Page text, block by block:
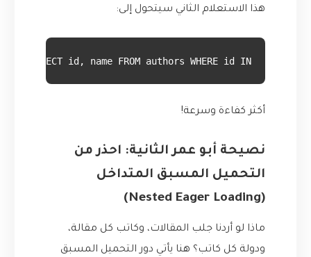
هذا الاستعلام الثاني سيتحول إلى:
SELECT id, name FROM authors WHERE id IN (...);
أكثر كفاءة وسرعة!
نصيحة أبو عمر الثانية: احذر من
التحميل المسبق المتداخل
(Nested Eager Loading)
ماذا لو أردنا جلب المقالات، وكاتب كل مقالة،
ودولة كل كاتب؟ هنا يأتي دور التحميل المسبق